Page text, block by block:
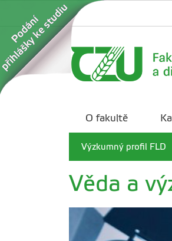
O fakultě
Výzkumný profil FLD
Věda a